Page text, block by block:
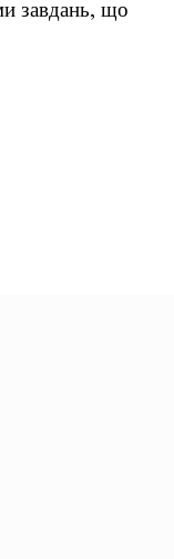
завдань, що